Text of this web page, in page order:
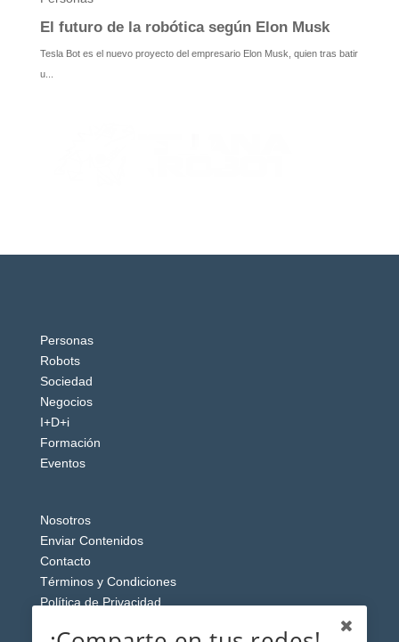
Personas
Robots
Sociedad
Negocios
I+D+i
Formación
Eventos
Nosotros
Enviar Contenidos
Contacto
Términos y Condiciones
Política de Privacidad